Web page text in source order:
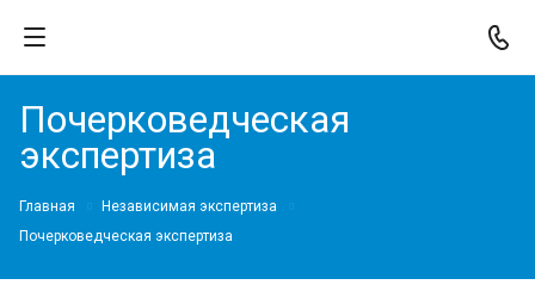
Почерковедческая
экспертиза
Главная
Независимая экспертиза
Почерковедческая экспертиза